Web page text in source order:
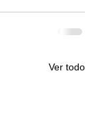
Ver todo